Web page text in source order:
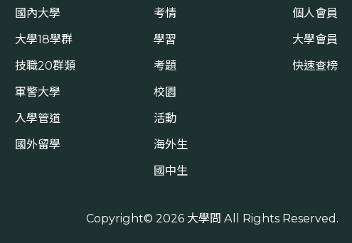
國內大學
大學18學群
技職20群類
軍警大學
入學管道
國外留學
考情
學習
考題
校園
活動
海外生
國中生
個人會員
大學會員
快速查榜
Copyright© 2026 大學問 All Rights Reserved.